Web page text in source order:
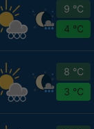
9 °C
4 °C
8 °C
3 °C